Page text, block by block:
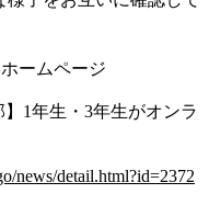
ームページ
1年生・3年生がオンラ
news/detail.html?id=2372